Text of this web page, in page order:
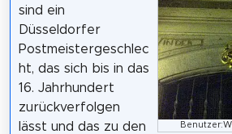
sind ein
Düsseldorfer
Postmeistergeschlec
ht, das sich bis in das
16. Jahrhundert
zurückverfolgen
lässt und das zu den